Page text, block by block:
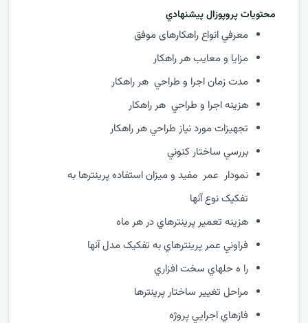
محتويات پروپوزال پيشنهادي
معرفي انواع راهکارهای موفق
مزايا و معایب هر راهکار
مدت زمان اجرا و طراحي هر راهکار
هزينه اجرا و طراحي هر راهکار
تجهيزات مورد نياز طراحي هر راهکار
بررسي ساختار کنوني
نمودار عمر مفيد و ميزان استفاده پرينترها به
تفکيک نوع آنها
هزينه تعمير پرينترهاي در هر ماه
فراوني عمر پرينترهاي به تفکيک مدل آنها
را ه حلهاي سخت افزاري
مراحل تغيير ساختار پرينترها
فازهاي اجرايي پروژه